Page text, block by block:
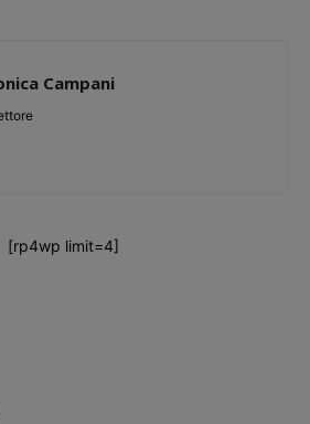
Campani
[rp4wp limit=4]